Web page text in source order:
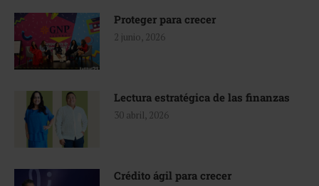
Proteger para crecer
2 junio, 2026
Lectura estratégica de las finanzas
30 abril, 2026
Crédito ágil para crecer